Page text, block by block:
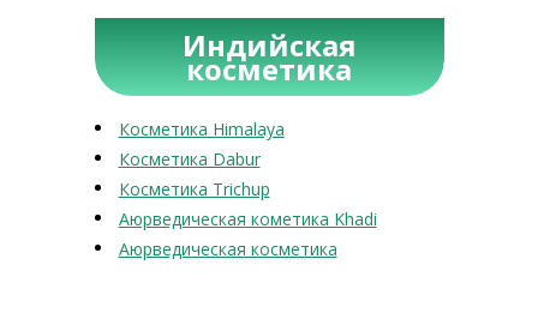
Индийская
косметика
Косметика Himalaya
Косметика Dabur
Косметика Trichup
Аюрведическая кометика Khadi
Аюрведическая косметика